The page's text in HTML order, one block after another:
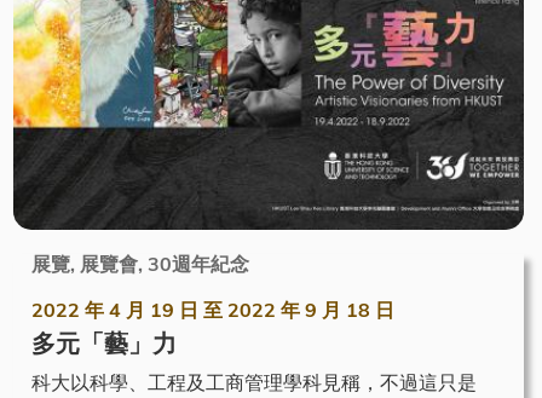
展覽, 展覽會, 30週年紀念
2022 年 4 月 19 日 至 2022 年 9 月 18 日
多元「藝」力
科大以科學、工程及工商管理學科見稱，不過這只是